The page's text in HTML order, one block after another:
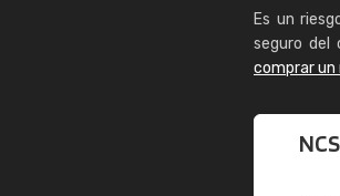
Es un
seguro del
comprar un